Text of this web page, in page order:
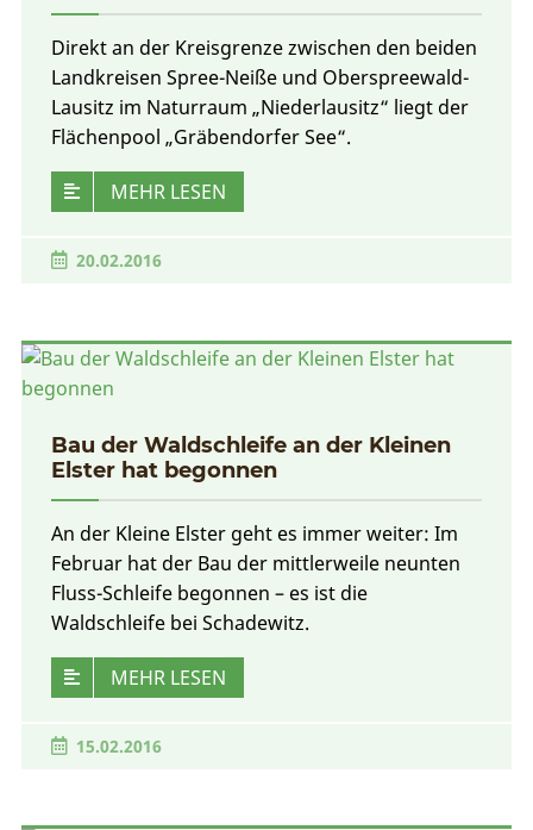
20.02.2016
Direkt an der Kreisgrenze zwischen den beiden
Landkreisen Spree-Neiße und Oberspreewald-
Lausitz im Naturraum „Niederlausitz“ liegt der
Flächenpool „Gräbendorfer See“.
MEHR LESEN
Bau der Waldschleife an der Kleinen
Elster hat begonnen
15.02.2016
An der Kleine Elster geht es immer weiter: Im
Februar hat der Bau der mittlerweile neunten
Fluss-Schleife begonnen – es ist die
Waldschleife bei Schadewitz.
MEHR LESEN